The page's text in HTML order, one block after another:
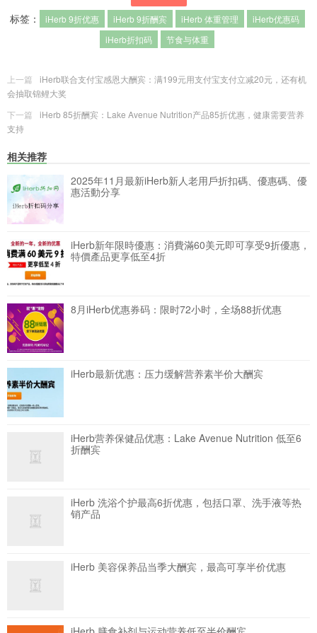
标签： iHerb 9折优惠 iHerb 9折酬宾 iHerb 体重管理
iHerb优惠码
iHerb折扣码
节食与体重
上一篇
iHerb联合支付宝感恩大酬宾：满199元用支付宝支付立减20元，还有机
会抽取锦鲤大奖
下一篇
iHerb 85折酬宾：Lake Avenue Nutrition产品85折优惠，健康需要营养
支持
相关推荐
2025年11月最新iHerb新人老用戶折扣碼、優惠碼、優
惠活動分享
iHerb新年限時優惠：消費滿60美元即可享受9折優惠，
特價產品更享低至4折
8月iHerb优惠券码：限时72小时，全场88折优惠
iHerb最新优惠：压力缓解营养素半价大酬宾
iHerb营养保健品优惠：Lake Avenue Nutrition 低至6
折酬宾
iHerb 洗浴个护最高6折优惠，包括口罩、洗手液等热
销产品
iHerb 美容保养品当季大酬宾，最高可享半价优惠